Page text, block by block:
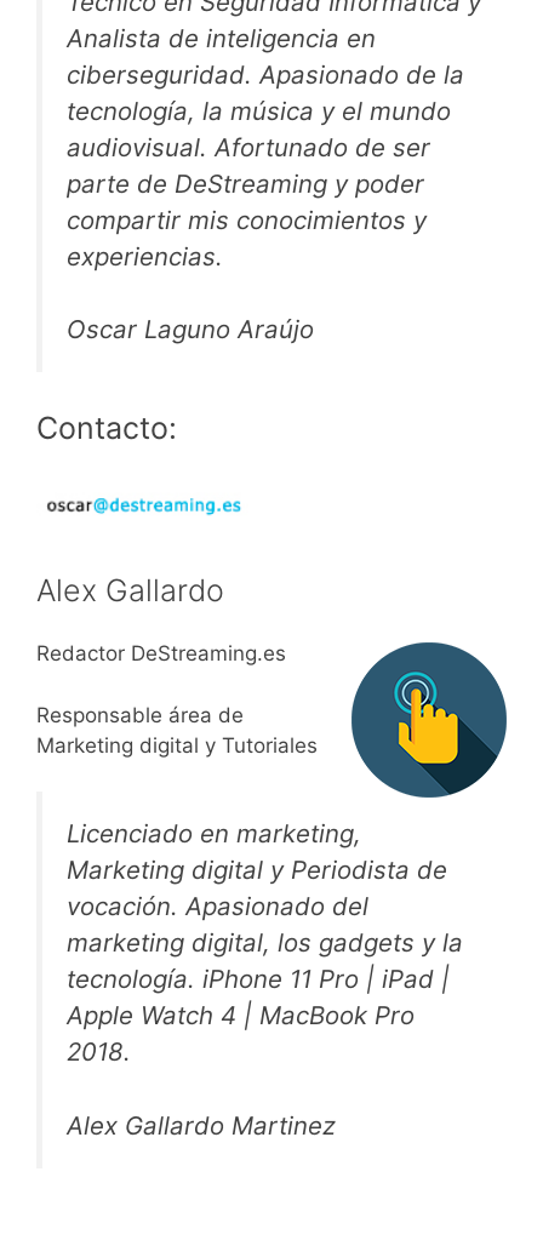
Analista de inteligencia en
ciberseguridad. Apasionado de la
tecnología, la música y el mundo
audiovisual. Afortunado de ser
parte de DeStreaming y poder
compartir mis conocimientos y
experiencias.
Oscar Laguno Araújo
Contacto:
Alex Gallardo
Redactor DeStreaming.es
Responsable área de
Marketing digital y Tutoriales
Licenciado en marketing,
Marketing digital y Periodista de
vocación. Apasionado del
marketing digital, los gadgets y la
tecnología. iPhone 11 Pro | iPad |
Apple Watch 4 | MacBook Pro
2018.
Alex Gallardo Martinez